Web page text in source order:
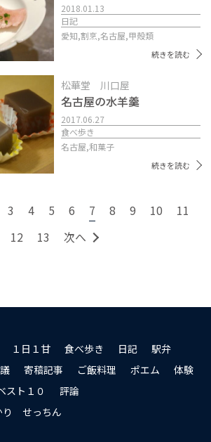
2018.01.13
日記
愛知,割烹,名古屋,甲殻類
続きを読む
松華堂 川口屋
名古屋の水羊羹
2017.06.27
食べ歩き
名古屋,和菓子
続きを読む
3 4 5 6 7 8 9 10
11
12
13 次へ
１日１甘 食べ歩き 日記
駅弁
寄稿記事 ご飯料理 ポエム
体験
スト１０
評論
り せっちん